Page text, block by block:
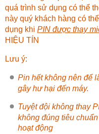
quá trình sử dụng có thể
này quý khách hàng có
dụng khi PIN được thay
HIỆU TÍN
Lưu ý:
Pin hết không nên để
gây hư hại đến máy.
Tuyệt đội không thay
không đúng tiêu
hoạt động